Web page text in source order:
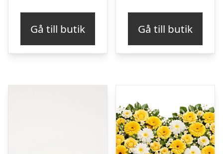
Gå till butik Gå till butik